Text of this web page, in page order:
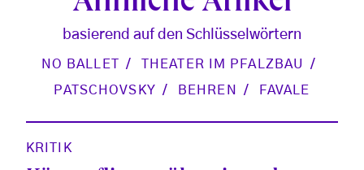
basierend auf den Schlüsselwörtern
NO BALLET
THEATER IM PFALZBAU
PATSCHOVSKY
BEHREN FAVALE
KRITIK